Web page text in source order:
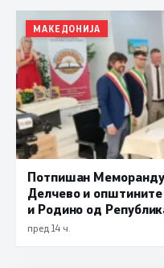
МАКЕДОНИЈА
Потпишан
Делчево и
и Родино од
пред 14 ч.